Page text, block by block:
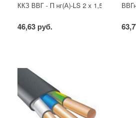
ККЗ ВВГ - П нг(А)-LS 2 х 1,5 ГОСТ
46,63 руб.